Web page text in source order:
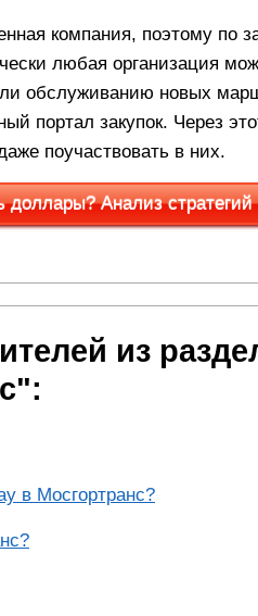
компания, поэтому по
любая организация
обслуживанию новых
портал закупок. Через
поучаствовать в них.
Анализ стратегий
из
в Мосгортранс?